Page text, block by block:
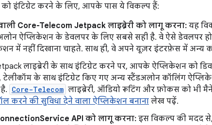
इंटिग्रेट करने के लिए, आपके पास ये विकल्प हैं:
Core-Telecom Jetpack लाइब्रेरी को लागू करना: यह
ऐप्लिकेशन के डेवलपर के लिए सबसे सही है. वे ऐसे डेवलपर
में नहीं दिखाना चाहते. साथ ही, वे अपने यूज़र इंटरफ़ेस में अन्य
लाइब्रेरी के साथ इंटिग्रेट करने पर, आपके ऐप्लिकेशन को
के साथ इंटिग्रेट किए गए अन्य स्टैंडअलोन कॉलिंग
Core-Telecom लाइब्रेरी, ऑडियो रूटिंग और फ़ोकस को भी
करने की सुविधा देने वाला ऐप्लिकेशन बनाना लेख पढ़ें.
API को लागू करना: इस विकल्प की मदद